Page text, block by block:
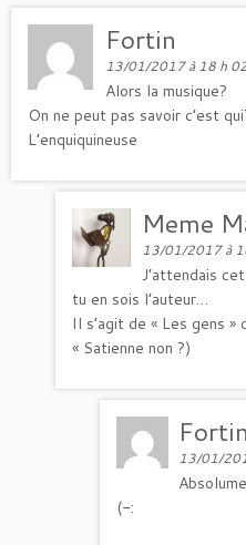
Fortin
13/01/2017 à 18 h
Alors la musique?
On ne peut pas savoir c’est
L’enquiquineuse
Meme
13/01/2017 à
J’attendais
tu en sois l’auteur…
Il s’agit de « Les gens
« Satienne non ?)
Fortin
13/01/
(-: